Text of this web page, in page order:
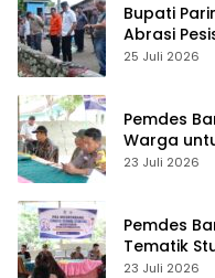
Bupati
Abrasi
25 Juli 2026
Pemdes
Warga
23 Juli 2026
Pemdes
Tematik
23 Juli 2026